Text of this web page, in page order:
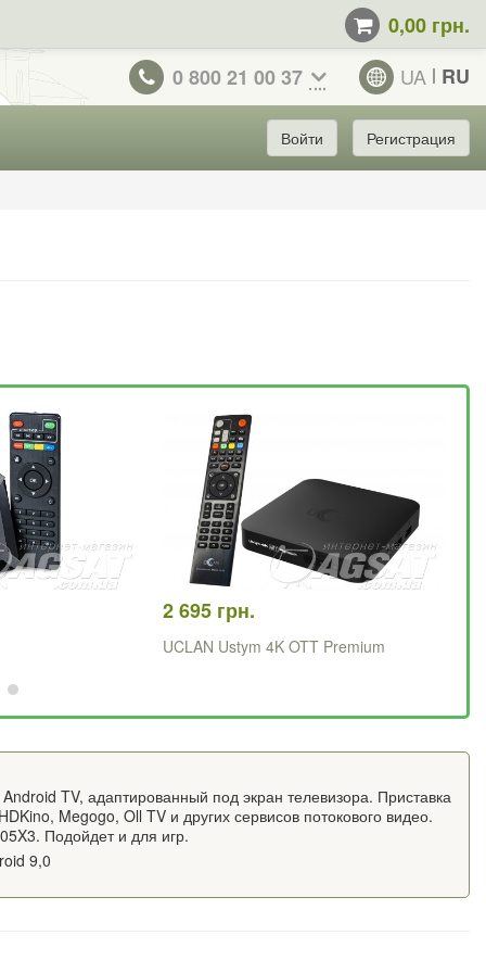
0,00 грн.
0 800 21 00 37
UA RU
Войти Регистрация
2 695 грн.
UCLAN Ustym 4K OTT Premium
TV, адаптированный под экран телевизора. Приставка
Megogo, Oll TV и других сервисов потокового видео.
Подойдет и для игр.
9,0